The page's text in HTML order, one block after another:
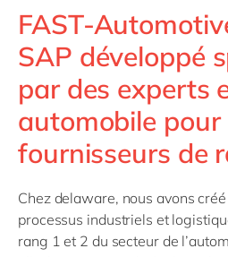
FAST-
SAP développé
par des experts
automobile pour
fournisseurs de
Chez delaware, nous avons
processus industriels et
rang 1 et 2 du secteur de